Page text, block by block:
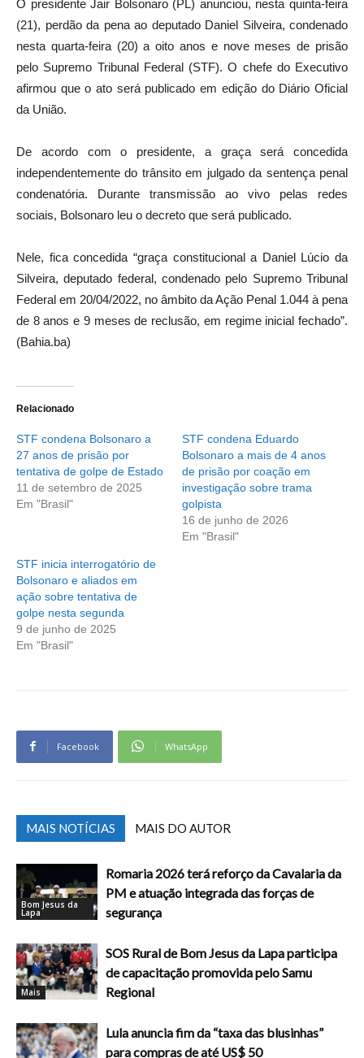
O presidente Jair Bolsonaro (PL) anunciou, nesta quinta-feira
(21), perdão da pena ao deputado Daniel Silveira, condenado
nesta quarta-feira (20) a oito anos e nove meses de prisão
pelo Supremo Tribunal Federal (STF). O chefe do Executivo
afirmou que o ato será publicado em edição do Diário Oficial
da União.
De acordo com o presidente, a graça será concedida
independentemente do trânsito em julgado da sentença penal
condenatória. Durante transmissão ao vivo pelas redes
sociais, Bolsonaro leu o decreto que será publicado.
Nele, fica concedida “graça constitucional a Daniel Lúcio da
Silveira, deputado federal, condenado pelo Supremo Tribunal
Federal em 20/04/2022, no âmbito da Ação Penal 1.044 à pena
de 8 anos e 9 meses de reclusão, em regime inicial fechado”.
(Bahia.ba)
Relacionado
STF condena Bolsonaro a
27 anos de prisão por
tentativa de golpe de Estado
11 de setembro de 2025
Em "Brasil"
STF condena Eduardo
Bolsonaro a mais de 4 anos
de prisão por coação em
investigação sobre trama
golpista
16 de junho de 2026
Em "Brasil"
STF inicia interrogatório de
Bolsonaro e aliados em
ação sobre tentativa de
golpe nesta segunda
9 de junho de 2025
Em "Brasil"
Facebook WhatsApp
MAIS NOTÍCIAS MAIS DO AUTOR
Bom Jesus da
Lapa
Romaria 2026 terá reforço da Cavalaria da
PM e atuação integrada das forças de
segurança
Mais
SOS Rural de Bom Jesus da Lapa participa
de capacitação promovida pelo Samu
Regional
Lula anuncia fim da “taxa das blusinhas”
para compras de até US$ 50